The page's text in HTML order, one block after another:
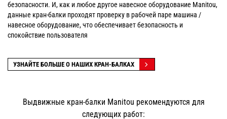
безопасности. И, как и любое другое навесное оборудование Manitou,
данные кран-балки проходят проверку в рабочей паре машина /
навесное оборудование, что обеспечивает безопасность и
спокойствие пользователя
УЗНАЙТЕ БОЛЬШЕ О НАШИХ КРАН-БАЛКАХ
Выдвижные кран-балки Manitou рекомендуются для
следующих работ: